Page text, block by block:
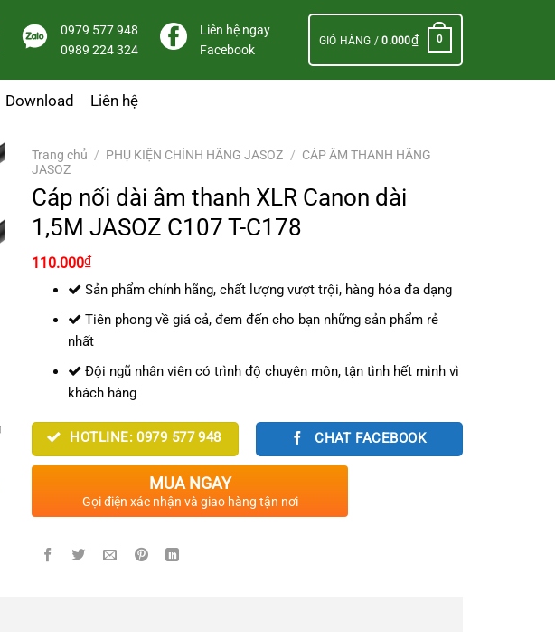
0979 577 948
0989 224 324
Liên hệ ngay
Facebook
GIỎ HÀNG /0.000₫ 0
Download Liên hệ
Trang chủ / PHỤ KIỆN CHÍNH HÃNG JASOZ / CÁP ÂM THANH HÃNG
JASOZ
Cáp nối dài âm thanh XLR Canon dài
1,5M JASOZ C107 T-C178
Giá
110.000₫Giá
tại
110.000₫.
Sản phẩm chính hãng, chất lượng vượt trội, hàng hóa đa dạng
Tiên phong về giá cả, đem đến cho bạn những sản phẩm rẻ
nhất
Đội ngũ nhân viên có trình độ chuyên môn, tận tình hết mình vì
khách hàng
HOTLINE: 0979 577 948 CHAT FACEBOOK
MUA NGAY
Gọi điện xác nhận và giao hàng tận nơi